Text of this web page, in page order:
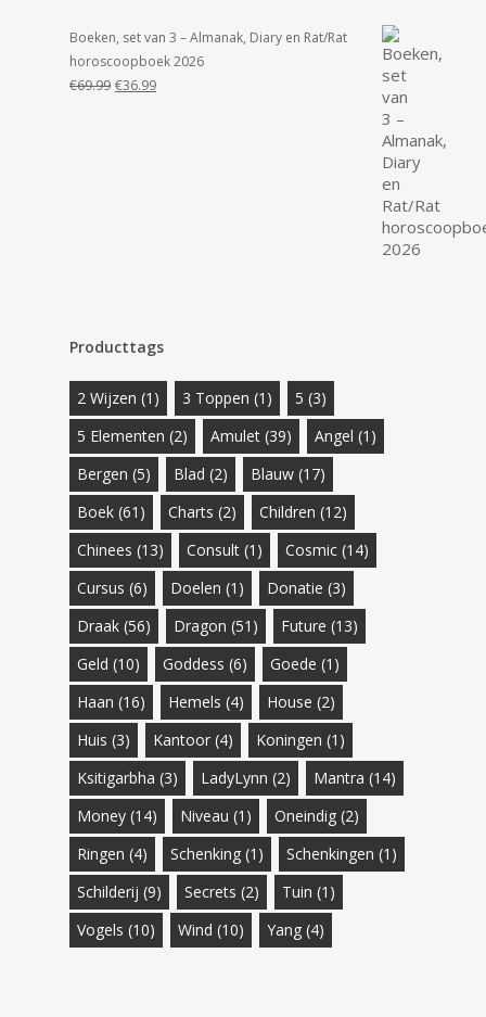
Boeken, set van 3 – Almanak, Diary en Rat/Rat
horoscoopboek 2026
€69.99 Oorspronkelijke
€36.99Huidige
Producttags
2 Wijzen (1) 3 Toppen (1) 5 (3)
5 Elementen (2) Amulet (39) Angel (1)
Bergen (5) Blad (2) Blauw (17)
Boek (61) Charts (2) Children (12)
Chinees (13) Consult (1) Cosmic (14)
Cursus (6) Doelen (1) Donatie (3)
Draak (56) Dragon (51) Future (13)
Geld (10) Goddess (6) Goede (1)
Haan (16) Hemels (4) House (2)
Huis (3) Kantoor (4) Koningen (1)
Ksitigarbha (3) LadyLynn (2) Mantra (14)
Money (14) Niveau (1) Oneindig (2)
Ringen (4) Schenking (1) Schenkingen (1)
Schilderij (9) Secrets (2) Tuin (1)
Vogels (10) Wind (10) Yang (4)
€54.99